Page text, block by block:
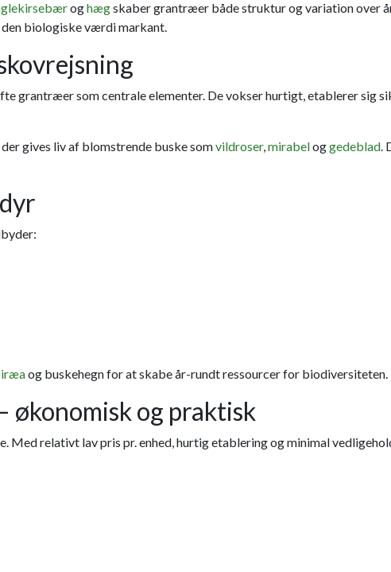
oghægskaber grantræer både struktur og variation over
den biologiske værdi markant.
grantræer som centrale elementer. De vokser hurtigt, etablerer
gives liv af blomstrende buske somvildroser,mirabeloggedeblad.
og buskehegn for at skabe år-rundt ressourcer for biodiversiteten.
og praktisk
relativt lav pris pr. enhed, hurtig etablering og minimal